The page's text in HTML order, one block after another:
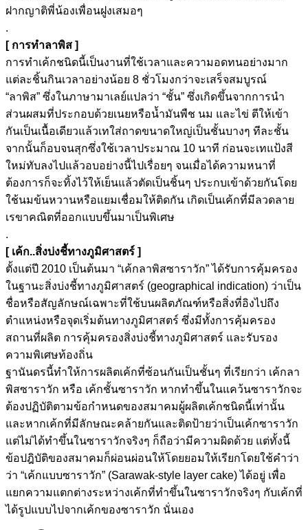
ฝากญาติพี่น้องเพื่อนฝูงเสมอๆ
.
[ การทำลาพิส ]
การทำเค้กชนิดนี้เป็นงานที่ใช้เวลาและความอดทนอย่างมาก
แต่ละชิ้นกินเวลาอย่างน้อย 8 ชั่วโมงกว่าจะเสร็จสมบูรณ์
“ลาพิส” ซึ่งในภาษามาเลย์แปลว่า “ชั้น” ซึ่งเกิดขึ้นจากการนำ
ส่วนผสมที่ประกอบด้วยเนยหรือน้ำมันพืช นม และไข่ ตีให้เข้า
กันเป็นเนื้อเดียวแล้วเทใส่ถาดขนาดใหญ่เป็นชั้นบางๆ ทีละชั้น
จากนั้นก็อบจนสุกซึ่งใช้เวลาประมาณ 10 นาที ก่อนจะเทแป้งสี
ใหม่ทับลงไปแล้วอบอย่างนี้ไปเรื่อยๆ จนเมื่อได้ความหนาที่
ต้องการก็จะทิ้งไว้ให้เย็นแล้วตัดเป็นชิ้นๆ ประกบเข้าด้วยกันโดย
ใช้นมข้นหวานหรือแยมเชื่อมให้ติดกัน เกิดเป็นเค้กที่มีลวดลาย
เรขาคณิตที่ออกแบบขึ้นมาเป็นพิเศษ
.
[ เค้ก..สิ่งบ่งชี้ทางภูมิศาสตร์ ]
ตั้งแต่ปี 2010 เป็นต้นมา “เค้กลาพิสซาราวัก” ได้รับการคุ้มครอง
ในฐานะสิ่งบ่งชี้ทางภูมิศาสตร์ (geographical indication) ว่าเป็น
ชื่อหรือสัญลักษณ์เฉพาะที่ใช้บนผลิตภัณฑ์หรือสิ่งที่อิงไปถึง
ตำแหน่งหรือจุดเริ่มต้นทางภูมิศาสตร์ ซึ่งมีทั้งการคุ้มครอง
สถานที่ผลิต การคุ้มครองสิ่งบ่งชี้ทางภูมิศาสตร์ และรับรอง
ความพิเศษท้องถิ่น
ฐานันดรนี้ทำให้การผลิตเค้กที่ซ้อนกันเป็นชั้นๆ ที่เรียกว่า เค้กลา
พิสซาราวัก หรือ เค้กชั้นซาราวัก หากทำขึ้นในแคว้นซาราวักจะ
ต้องปฏิบัติตามข้อกำหนดของสมาคมผู้ผลิตเค้กชนิดนี้เท่านั้น
และหากเค้กที่มีลักษณะคล้ายกันและติดป้ายว่าเป็นเค้กซาราวัก
แต่ไม่ได้ทำขึ้นในซาราวักจริงๆ ก็ถือว่ามีความผิดด้วย แต่ทั้งนี้
ข้อปฎิบัติของสมาคมก็ผ่อนผ่อนให้โดยยอมให้เรียกโดยใช้คำว่า
ว่า “เค้กแบบซาราวัก” (Sarawak-style layer cake) ได้อยู่ เพื่อ
แยกความแตกต่างระหว่างเค้กที่ทำขึ้นในซาราวักจริงๆ กับเค้กที่
ได้รูปแบบไปจากเค้กของซาราวัก นั่นเอง